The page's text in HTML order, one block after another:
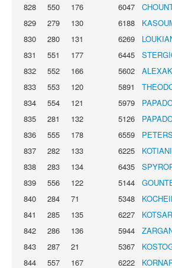
828
550 176 6047
829
279 130 6188
830
280 131 6269
831
551 177 6445
832
552 166 5602
833
553 120 5891
834
554 121 5979
835
281 132 5126
836
555 178 6559 PETERS
837
282 133 6225
838
283 134 6435
839
556 122 5144
840
284 71 5348
841
285 135 6227
842
286 136 5944
843
287 21 5367
844
557 167 6222